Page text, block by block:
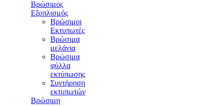
Βρώσιμος
Εξοπλισμός
Βρώσιμοι
Εκτυπωτές
Βρώσιμα
μελάνια
Βρώσιμα
φύλλα
εκτύπωσης
Συντήρηση
εκτυπωτών
Βρώσιμη